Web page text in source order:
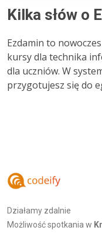
Kilka słów o
Ezdamin to
kursy dla technika
dla uczniów. W
przygotujesz się do
Działamy zdalnie
Możliwość spotkania w